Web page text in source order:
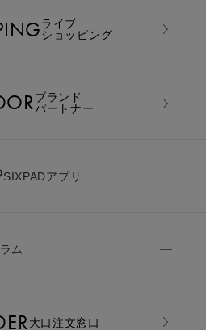
ライブ
ショッピング
ブランド
パートナー
SIXPADアプリ
ム
⼤⼝注⽂窓⼝